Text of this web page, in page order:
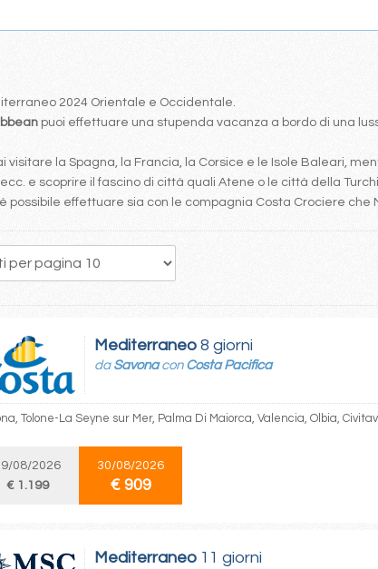
2024 Orientale e Occidentale.
puoi effettuare una stupenda vacanza a bordo di una
la Spagna, la Francia, la Corsice e le Isole Baleari,
e scoprire il fascino di città quali Atene o le città della
possibile effettuare sia con le compagnia Costa Crociere che
192 193 195
Mediterraneo 8 giorni
da Savonacon Costa Pacifica
Tolone-La Seyne sur Mer, Palma Di Maiorca, Valencia, Olbia,
08/2026
€ 1.199
30/08/2026
€ 909
Mediterraneo 11 giorni